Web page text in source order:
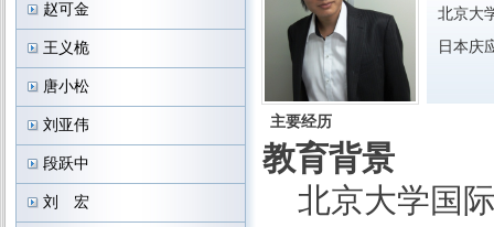
赵可金
王义桅
唐小松
刘亚伟
段跃中
刘 宏
北京大
日本庆
主要经历
教育背景
北京大学国